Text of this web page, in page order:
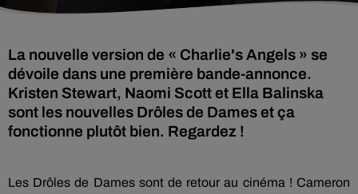
La nouvelle version de « Charlie's Angels » se
dévoile dans une première bande-annonce.
Kristen Stewart, Naomi Scott et Ella Balinska
sont les nouvelles Drôles de Dames et ça
fonctionne plutôt bien. Regardez !
Les Drôles de Dames sont de retour au cinéma ! Cameron